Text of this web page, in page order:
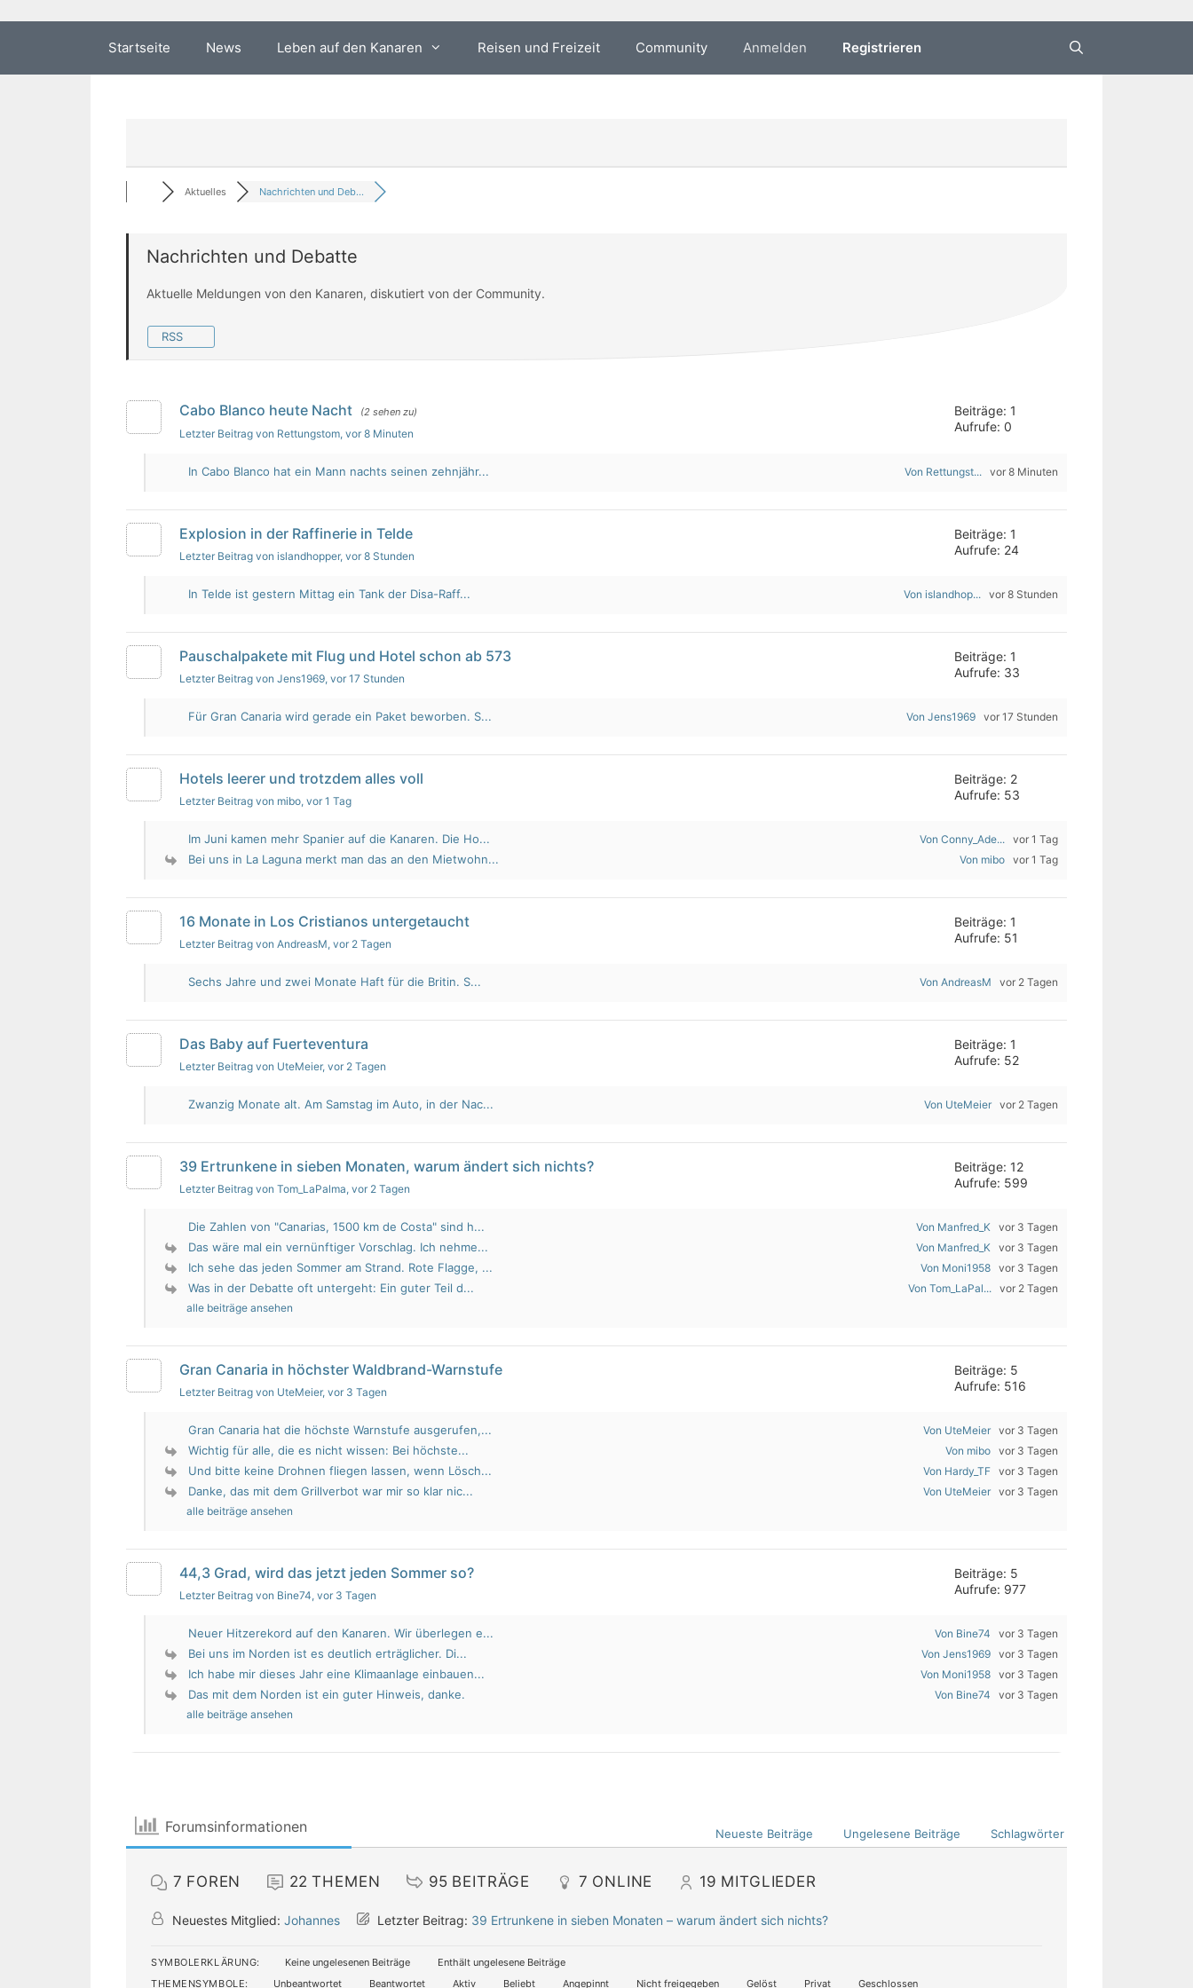
Startseite News Leben auf den Kanaren Reisen und Freizeit Community Anmelden Registrieren
Aktuelles Nachrichten und Deb...
Nachrichten und Debatte
Aktuelle Meldungen von den Kanaren, diskutiert von der Community.
RSS
Cabo Blanco heute Nacht (2 sehen zu)
Letzter Beitrag von Rettungstom, vor 8 Minuten
Beiträge: 1
Aufrufe: 0
In Cabo Blanco hat ein Mann nachts seinen zehnjähr... Von Rettungst... vor 8 Minuten
Explosion in der Raffinerie in Telde
Letzter Beitrag von islandhopper, vor 8 Stunden
Beiträge: 1
Aufrufe: 24
In Telde ist gestern Mittag ein Tank der Disa-Raff... Von islandhop... vor 8 Stunden
Pauschalpakete mit Flug und Hotel schon ab 573
Letzter Beitrag von Jens1969, vor 17 Stunden
Beiträge: 1
Aufrufe: 33
Für Gran Canaria wird gerade ein Paket beworben. S... Von Jens1969 vor 17 Stunden
Hotels leerer und trotzdem alles voll
Letzter Beitrag von mibo, vor 1 Tag
Beiträge: 2
Aufrufe: 53
Im Juni kamen mehr Spanier auf die Kanaren. Die Ho... Von Conny_Ade... vor 1 Tag
Bei uns in La Laguna merkt man das an den Mietwohn... Von mibo vor 1 Tag
16 Monate in Los Cristianos untergetaucht
Letzter Beitrag von AndreasM, vor 2 Tagen
Beiträge: 1
Aufrufe: 51
Sechs Jahre und zwei Monate Haft für die Britin. S... Von AndreasM vor 2 Tagen
Das Baby auf Fuerteventura
Letzter Beitrag von UteMeier, vor 2 Tagen
Beiträge: 1
Aufrufe: 52
Zwanzig Monate alt. Am Samstag im Auto, in der Nac... Von UteMeier vor 2 Tagen
39 Ertrunkene in sieben Monaten, warum ändert sich nichts?
Letzter Beitrag von Tom_LaPalma, vor 2 Tagen
Beiträge: 12
Aufrufe: 599
Die Zahlen von "Canarias, 1500 km de Costa" sind h... Von Manfred_K vor 3 Tagen
Das wäre mal ein vernünftiger Vorschlag. Ich nehme... Von Manfred_K vor 3 Tagen
Ich sehe das jeden Sommer am Strand. Rote Flagge, ... Von Moni1958 vor 3 Tagen
Was in der Debatte oft untergeht: Ein guter Teil d... Von Tom_LaPal... vor 2 Tagen
alle beiträge ansehen
Gran Canaria in höchster Waldbrand-Warnstufe
Letzter Beitrag von UteMeier, vor 3 Tagen
Beiträge: 5
Aufrufe: 516
Gran Canaria hat die höchste Warnstufe ausgerufen,... Von UteMeier vor 3 Tagen
Wichtig für alle, die es nicht wissen: Bei höchste... Von mibo vor 3 Tagen
Und bitte keine Drohnen fliegen lassen, wenn Lösch... Von Hardy_TF vor 3 Tagen
Danke, das mit dem Grillverbot war mir so klar nic... Von UteMeier vor 3 Tagen
alle beiträge ansehen
44,3 Grad, wird das jetzt jeden Sommer so?
Letzter Beitrag von Bine74, vor 3 Tagen
Beiträge: 5
Aufrufe: 977
Neuer Hitzerekord auf den Kanaren. Wir überlegen e... Von Bine74 vor 3 Tagen
Bei uns im Norden ist es deutlich erträglicher. Di... Von Jens1969 vor 3 Tagen
Ich habe mir dieses Jahr eine Klimaanlage einbauen... Von Moni1958 vor 3 Tagen
Das mit dem Norden ist ein guter Hinweis, danke. Von Bine74 vor 3 Tagen
alle beiträge ansehen
Forumsinformationen Neueste Beiträge Ungelesene Beiträge Schlagwörter
7 FOREN 22 THEMEN 95 BEITRÄGE 7 ONLINE 19 MITGLIEDER
Neuestes Mitglied: Johannes Letzter Beitrag: 39 Ertrunkene in sieben Monaten – warum ändert sich nichts?
SYMBOLERKLÄRUNG: Keine ungelesenen Beiträge
Enthält ungelesene Beiträge
THEMENSYMBOLE:
Unbeantwortet Beantwortet Aktiv Beliebt Angepinnt Nicht freigegeben Gelöst Privat Geschlossen